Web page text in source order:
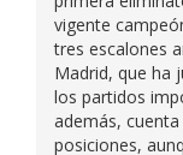
vigente
tres escalones
Madrid, que ha
los partidos
además,
posiciones,